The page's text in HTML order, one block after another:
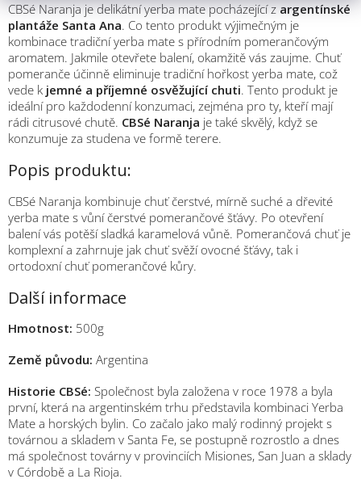
CBSé Naranja je delikátní yerba mate pocházející zargentínské
plantáže Santa Ana. Co tento produkt výjimečným je
kombinace tradiční yerba mate s přírodním pomerančovým
aromatem. Jakmile otevřete balení, okamžitě vás zaujme. Chuť
pomeranče účinně eliminuje tradiční hořkost yerba mate, což
vede k jemné a příjemné osvěžující chuti. Tento produkt je
ideální pro každodenní konzumaci, zejména pro ty, kteří mají
rádi citrusové chutě. CBSé Naranja je také skvělý, když se
konzumuje za studena ve formě terere.
Popis produktu:
CBSé Naranja kombinuje chuť čerstvé, mírně suché a dřevité
yerba mate s vůní čerstvé pomerančové šťávy. Po otevření
balení vás potěší sladká karamelová vůně. Pomerančová chuť je
komplexní a zahrnuje jak chuť svěží ovocné šťávy, tak i
ortodoxní chuť pomerančové kůry.
Další informace
Hmotnost: 500g
Země původu: Argentina
Historie CBSé: Společnost byla založena v roce 1978 a byla
první, která na argentinském trhu představila kombinaci Yerba
Mate a horských bylin. Co začalo jako malý rodinný projekt s
továrnou a skladem v Santa Fe, se postupně rozrostlo a dnes
má společnost továrny v provinciích Misiones, San Juan a sklady
v Córdobě a La Rioja.